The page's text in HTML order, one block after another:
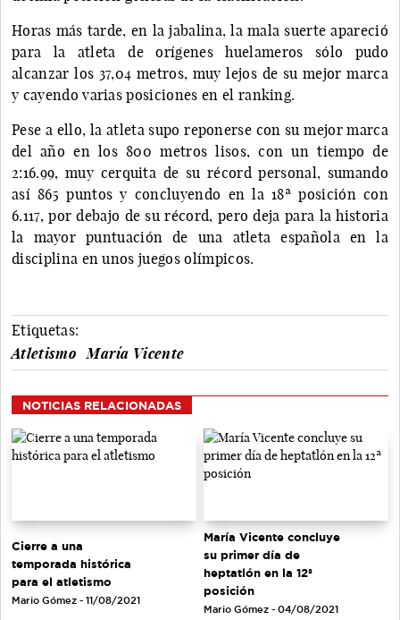
Horas más tarde, en la jabalina, la mala suerte apareció
para la atleta de orígenes huelameros sólo pudo
alcanzar los 37,04 metros, muy lejos de su mejor marca
y cayendo varias posiciones en el ranking.
Pese a ello, la atleta supo reponerse con su mejor marca
del año en los 800 metros lisos, con un tiempo de
2:16.99, muy cerquita de su récord personal, sumando
así 865 puntos y concluyendo en la 18ª posición con
6.117, por debajo de su récord, pero deja para la historia
la mayor puntuación de una atleta española en la
disciplina en unos juegos olímpicos.
Etiquetas:
Atletismo
María Vicente
NOTICIAS RELACIONADAS
Cierre a una
temporada histórica
para el atletismo
Mario Gómez - 11/08/2021
María Vicente concluye
su primer día de
heptatlón en la 12ª
posición
Mario Gómez - 04/08/2021